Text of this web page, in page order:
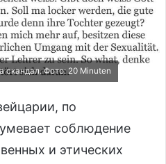
скандал. Фото: 20 Minuten
по
соблюдение
и этических